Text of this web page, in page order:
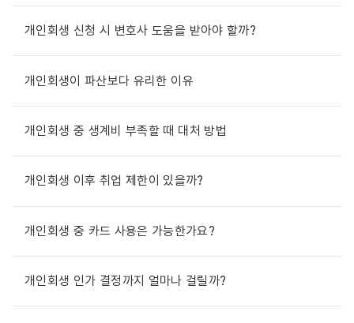
개인회생 신청 시 변호사 도움을 받아야 할까?
개인회생이 파산보다 유리한 이유
개인회생 중 생계비 부족할 때 대처 방법
개인회생 이후 취업 제한이 있을까?
개인회생 중 카드 사용은 가능한가요?
개인회생 인가 결정까지 얼마나 걸릴까?